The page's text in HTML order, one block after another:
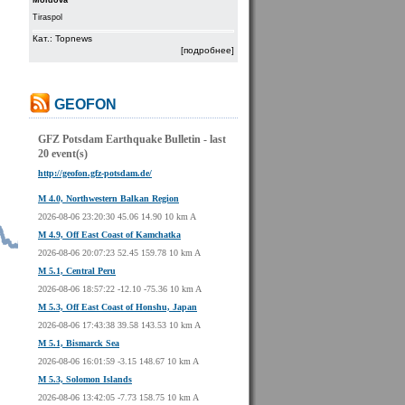
Tiraspol
Кат.: Topnews
[подробнее]
GEOFON
GFZ Potsdam Earthquake Bulletin - last
20 event(s)
http://geofon.gfz-potsdam.de/
M 4.0, Northwestern Balkan Region
2026-08-06 23:20:30 45.06 14.90 10 km A
M 4.9, Off East Coast of Kamchatka
2026-08-06 20:07:23 52.45 159.78 10 km A
M 5.1, Central Peru
2026-08-06 18:57:22 -12.10 -75.36 10 km A
M 5.3, Off East Coast of Honshu, Japan
2026-08-06 17:43:38 39.58 143.53 10 km A
M 5.1, Bismarck Sea
2026-08-06 16:01:59 -3.15 148.67 10 km A
M 5.3, Solomon Islands
2026-08-06 13:42:05 -7.73 158.75 10 km A